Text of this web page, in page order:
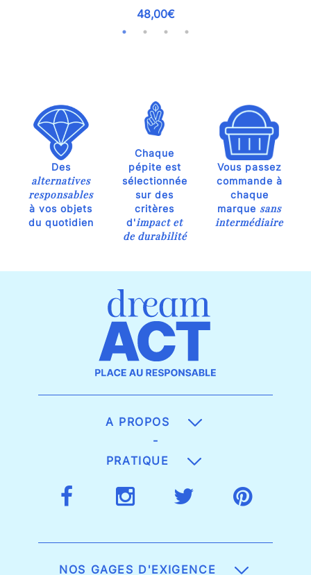
48,00€
Des
alternatives
responsables
à vos objets
du quotidien
Chaque
pépite est
sélectionnée
sur des
critères
d'impact et
de durabilité
Vous passez
commande à
chaque
marque sans
intermédiaire
A PROPOS
-
PRATIQUE
NOS GAGES D'EXIGENCE